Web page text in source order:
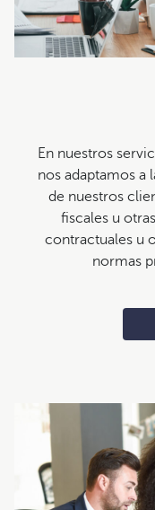
En nuestros
nos adaptamos a
de nuestros
fiscales u
contractuales u
normas